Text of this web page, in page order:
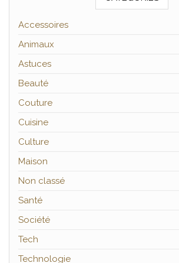
Accessoires
Animaux
Astuces
Beauté
Couture
Cuisine
Culture
Maison
Non classé
Santé
Société
Tech
Technologie